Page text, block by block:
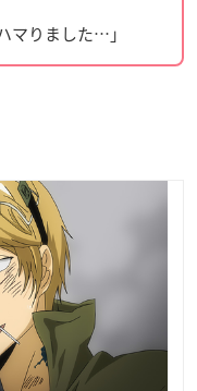
マりました…」